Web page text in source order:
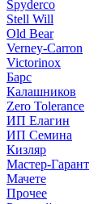
Spyderco
Stell Will
Old Bear
Verney-Carron
Victorinox
Барс
Калашников
Zero Tolerance
ИП Елагин
ИП Семина
Кизляр
Мастер-Гарант
Мачете
Прочее